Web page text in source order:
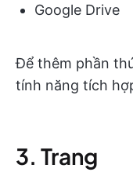
Google Drive
Để thêm phần
tính năng tích
3. Trang